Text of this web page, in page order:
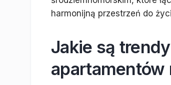
harmonijną przestrzeń do
Jakie są
apartamentów